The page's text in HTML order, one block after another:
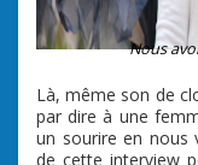
Nous
Là, même son de
par dire à une
un sourire en nous
de cette interview